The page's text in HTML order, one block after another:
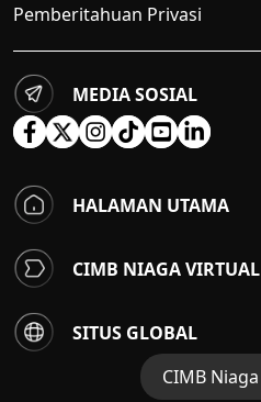
Pemberitahuan Privasi
MEDIA SOSIAL
HALAMAN UTAMA
CIMB NIAGA VIRTUAL
SITUS GLOBAL
CIMB Niaga